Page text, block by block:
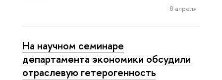
8 апреля
На научном семинаре
департамента экономики обсудили
отраслевую гетерогенность